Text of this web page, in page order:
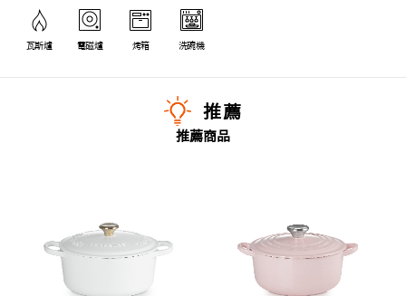
瓦斯爐 電磁爐 烤箱 洗碗機
推薦
推薦商品